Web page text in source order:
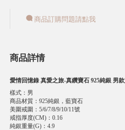
商品訂購問題請點我
商品詳情
愛情回憶錄 真愛之旅-真鑽寶石 925純銀 男
樣式 ： 男
商品材質 ： 925純銀，藍寶石
美圍戒圍 ： 5/6/7/8/9/10/11號
戒指厚度(CM) ： 0.16
純銀重量(G) ： 4.9